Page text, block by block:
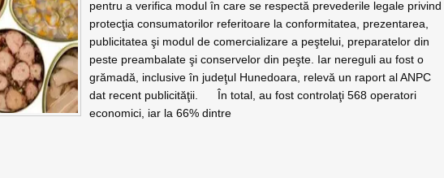
pentru a verifica modul în care se respectă prevederile legale privind
protecţia consumatorilor referitoare la conformitatea, prezentarea,
publicitatea şi modul de comercializare a peştelui, preparatelor din
peste preambalate şi conservelor din peşte. Iar nereguli au fost o
grămadă, inclusive în judeţul Hunedoara, relevă un raport al ANPC
dat recent publicităţii. În total, au fost controlaţi 568 operatori
economici, iar la 66% dintre